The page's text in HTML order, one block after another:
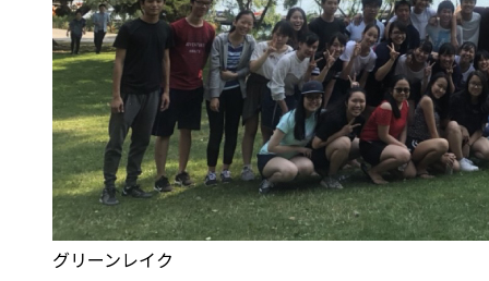
グリーンレイク